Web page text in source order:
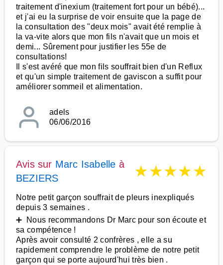
traitement d'inexium (traitement fort pour un bébé)...
et j'ai eu la surprise de voir ensuite que la page de
la consultation des "deux mois" avait été remplie à
la va-vite alors que mon fils n'avait que un mois et
demi... Sûrement pour justifier les 55e de
consultations!
Il s'est avéré que mon fils souffrait bien d'un Reflux
et qu'un simple traitement de gaviscon a suffit pour
améliorer sommeil et alimentation.
adels
06/06/2016
Avis sur Marc Isabelle à
BEZIERS
★★★★★
Notre petit garçon souffrait de pleurs inexpliqués
depuis 3 semaines .
➕ Nous recommandons Dr Marc pour son écoute et
sa compétence !
Après avoir consulté 2 confrères , elle a su
rapidement comprendre le problème de notre petit
garçon qui se porte aujourd'hui très bien .